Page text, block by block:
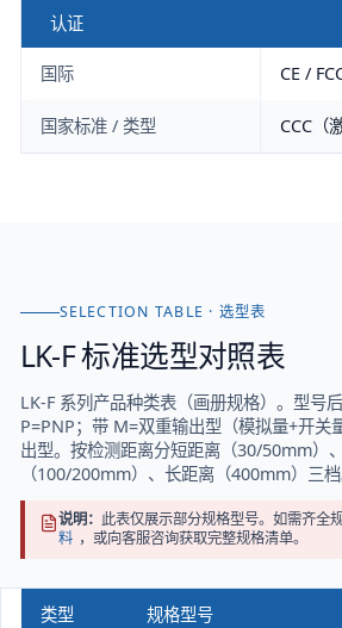
认证
国际 CE /
国家标准 / 类型 CCC（
SELECTION TABLE · 选型表
LK-F标准选型对照表
LK-F 系列产品种类表（画册规格）。型号
P=PNP；带 M=双重输出型（模拟量+开关
出型。按检测距离分短距离（30/50mm）
（100/200mm）、长距离（400mm）三档
说明：此表仅展示部分规格型号。如需齐全
料 ，或向客服咨询获取完整规格清单。
类型 规格型号